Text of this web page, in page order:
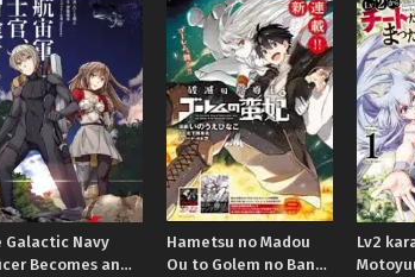
Galactic Navy
Becomes an
Hametsu no Madou
Ou to Golem no Ban
Lv2